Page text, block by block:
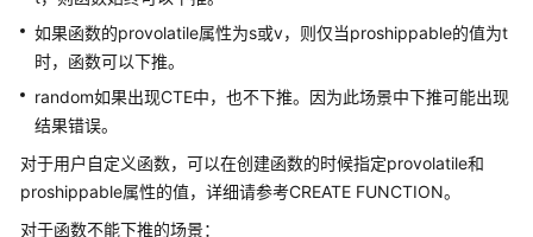
用
Plan
Hint
调
优
如果函数的provolatile属性为s或v，则仅当proshippable的值为t
时，函数可以下推。
random如果出现CTE中，也不下推。因为此场景中下推可能出现
结果错误。
对于用户自定义函数，可以在创建函数的时候指定provolatile和
proshippable属性的值，详细请参考CREATE FUNCTION。
对于函数不能下推的场景：